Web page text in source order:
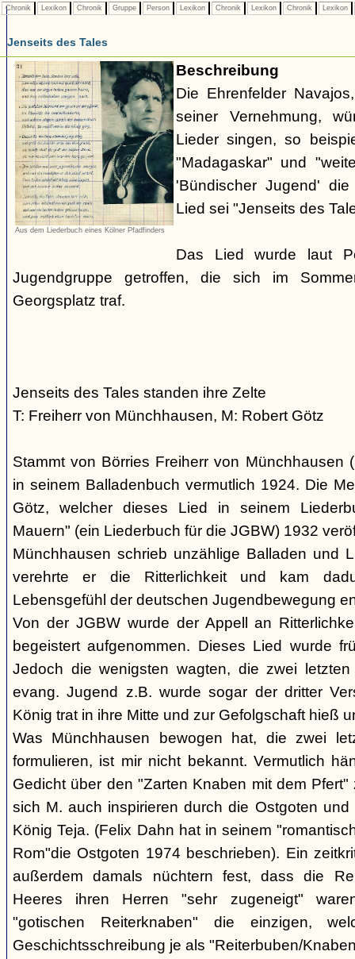
Chronik Lexikon Chronik Gruppe Person Lexikon Chronik Lexikon Chronik Lexikon
Jenseits des Tales
Aus dem Liederbuch eines Kölner Pfadfinders
Beschreibung
Die Ehrenfelder
seiner Vernehmung,
Lieder singen, so
"Madagaskar" und
'Bündischer Jugend'
Lied sei "Jenseits des
Das Lied wurde laut
Jugendgruppe getroffen, die sich im
Georgsplatz traf.
Jenseits des Tales standen ihre Zelte
T: Freiherr von Münchhausen, M: Robert Götz
Stammt von Börries Freiherr von Münchhausen
in seinem Balladenbuch vermutlich 1924. Die
Götz, welcher dieses Lied in seinem
Mauern" (ein Liederbuch für die JGBW) 1932
Münchhausen schrieb unzählige Balladen und
verehrte er die Ritterlichkeit und kam
Lebensgefühl der deutschen Jugendbewegung
Von der JGBW wurde der Appell an
begeistert aufgenommen. Dieses Lied wurde
Jedoch die wenigsten wagten, die zwei
evang. Jugend z.B. wurde sogar der dritter
König trat in ihre Mitte und zur Gefolgschaft hieß
Was Münchhausen bewogen hat, die zwei
formulieren, ist mir nicht bekannt. Vermutlich
Gedicht über den "Zarten Knaben mit dem
sich M. auch inspirieren durch die Ostgoten
König Teja. (Felix Dahn hat in seinem
Rom"die Ostgoten 1974 beschrieben). Ein
außerdem damals nüchtern fest, dass die
Heeres ihren Herren "sehr zugeneigt"
"gotischen Reiterknaben" die einzigen,
Geschichtsschreibung je als "Reiterbuben/